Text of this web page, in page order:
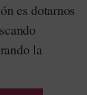
es dotarnos
la